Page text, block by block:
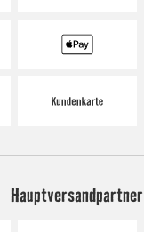
Hauptversandpartner